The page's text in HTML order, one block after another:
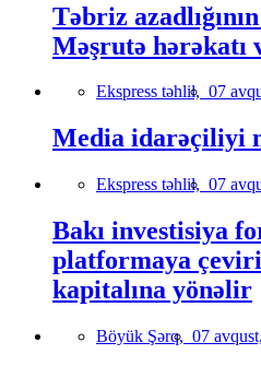
Təbriz
Məşrutə hərəkatı
Ekspress təhlil, 07
Media idarəçiliyi
Ekspress təhlil, 07
Bakı investisiya
platformaya
kapitalına yönəlir
Böyük Şərq, 07